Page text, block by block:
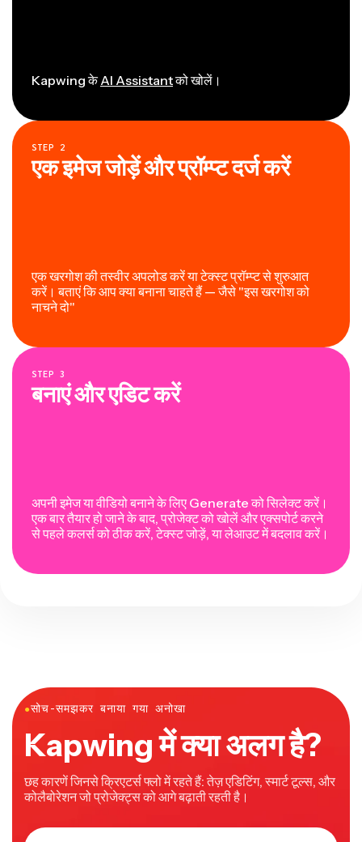
Kapwing केAI Assistantको खोलें।
STEP 2
एक इमेज जोड़ें और प्रॉम्प्ट दर्ज करें
एक खरगोश की तस्वीर अपलोड करें या टेक्स्ट प्रॉम्प्ट से शुरुआत
करें। बताएं कि आप क्या बनाना चाहते हैं — जैसे "इस खरगोश को
नाचने दो"
STEP 3
बनाएं और एडिट करें
अपनी इमेज या वीडियो बनाने के लिए Generate को सिलेक्ट करें।
एक बार तैयार हो जाने के बाद, प्रोजेक्ट को खोलें और एक्सपोर्ट करने
से पहले कलर्स को ठीक करें, टेक्स्ट जोड़ें, या लेआउट में बदलाव करें।
●सोच-समझकर बनाया गया अनोखा
Kapwing में क्या अलग है?
छह कारणें जिनसे क्रिएटर्स फ्लो में रहते हैं: तेज़ एडिटिंग, स्मार्ट टूल्स, और
कोलैबोरेशन जो प्रोजेक्ट्स को आगे बढ़ाती रहती है।